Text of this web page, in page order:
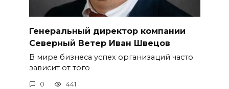
Генеральный директор компании
Северный Ветер Иван Швецов
В мире бизнеса успех организаций часто
зависит от того
0 441